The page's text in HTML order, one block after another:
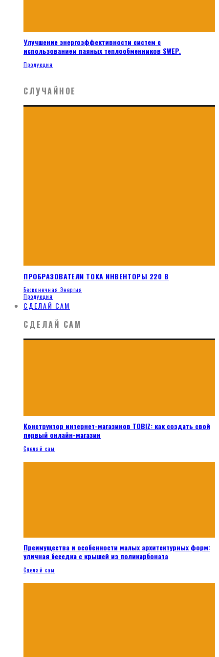
Улучшение энергоэффективности систем с
использованием паяных теплообменников SWEP.
Продукция
СЛУЧАЙНОЕ
ПРОБРАЗОВАТЕЛИ ТОКА ИНВЕНТОРЫ 220 В
Бесконечная Энергия
Продукция
СДЕЛАЙ САМ
СДЕЛАЙ САМ
Конструктор интернет-магазинов TOBIZ: как создать свой
первый онлайн-магазин
Сделай сам
Преимущества и особенности малых архитектурных форм:
уличная беседка с крышей из поликарбоната
Сделай сам